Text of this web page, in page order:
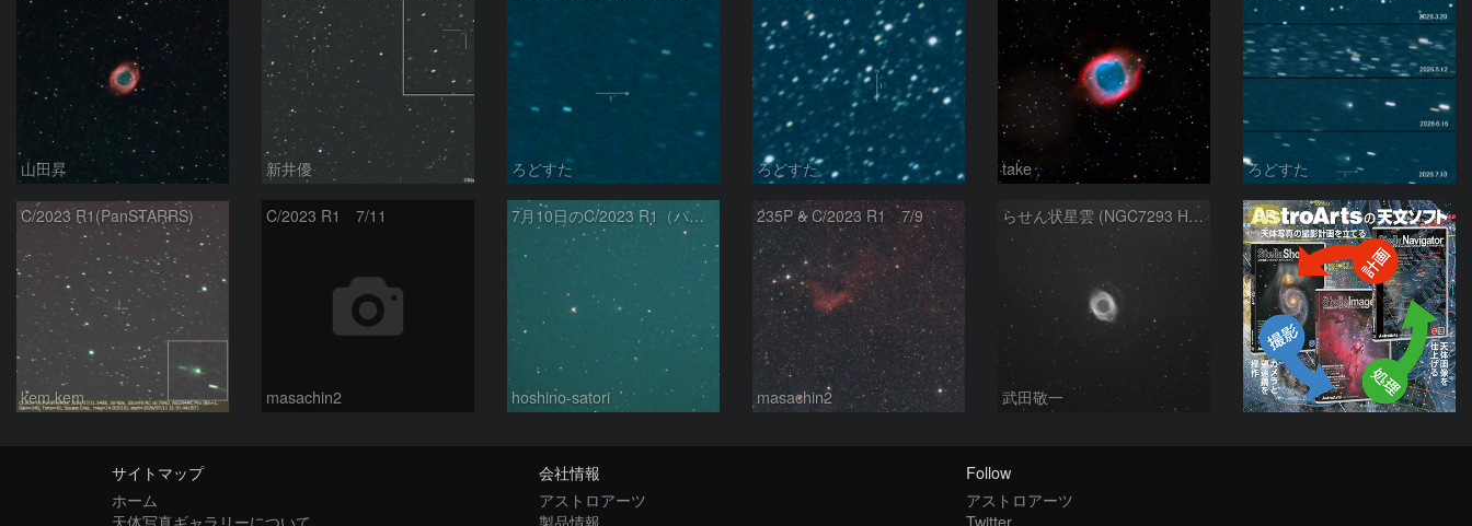
山田昇 新井優 ろどすた ろどすた take ろどすた
C/2023 R1(PanSTARRS)
kem.kem
C/2023 R1 7/11
masachin2
7月10日のC/2023 R1（パンスターズ彗星）
hoshino-satori
235P & C/2023 R1 7/9
masachin2
らせん状星雲 (NGC7293 Helix Nebula)
武田敬一
PR
サイトマップ
ホーム
天体写真ギャラリーについて
会社情報
アストロアーツ
製品情報
Follow
アストロアーツ
Twitter